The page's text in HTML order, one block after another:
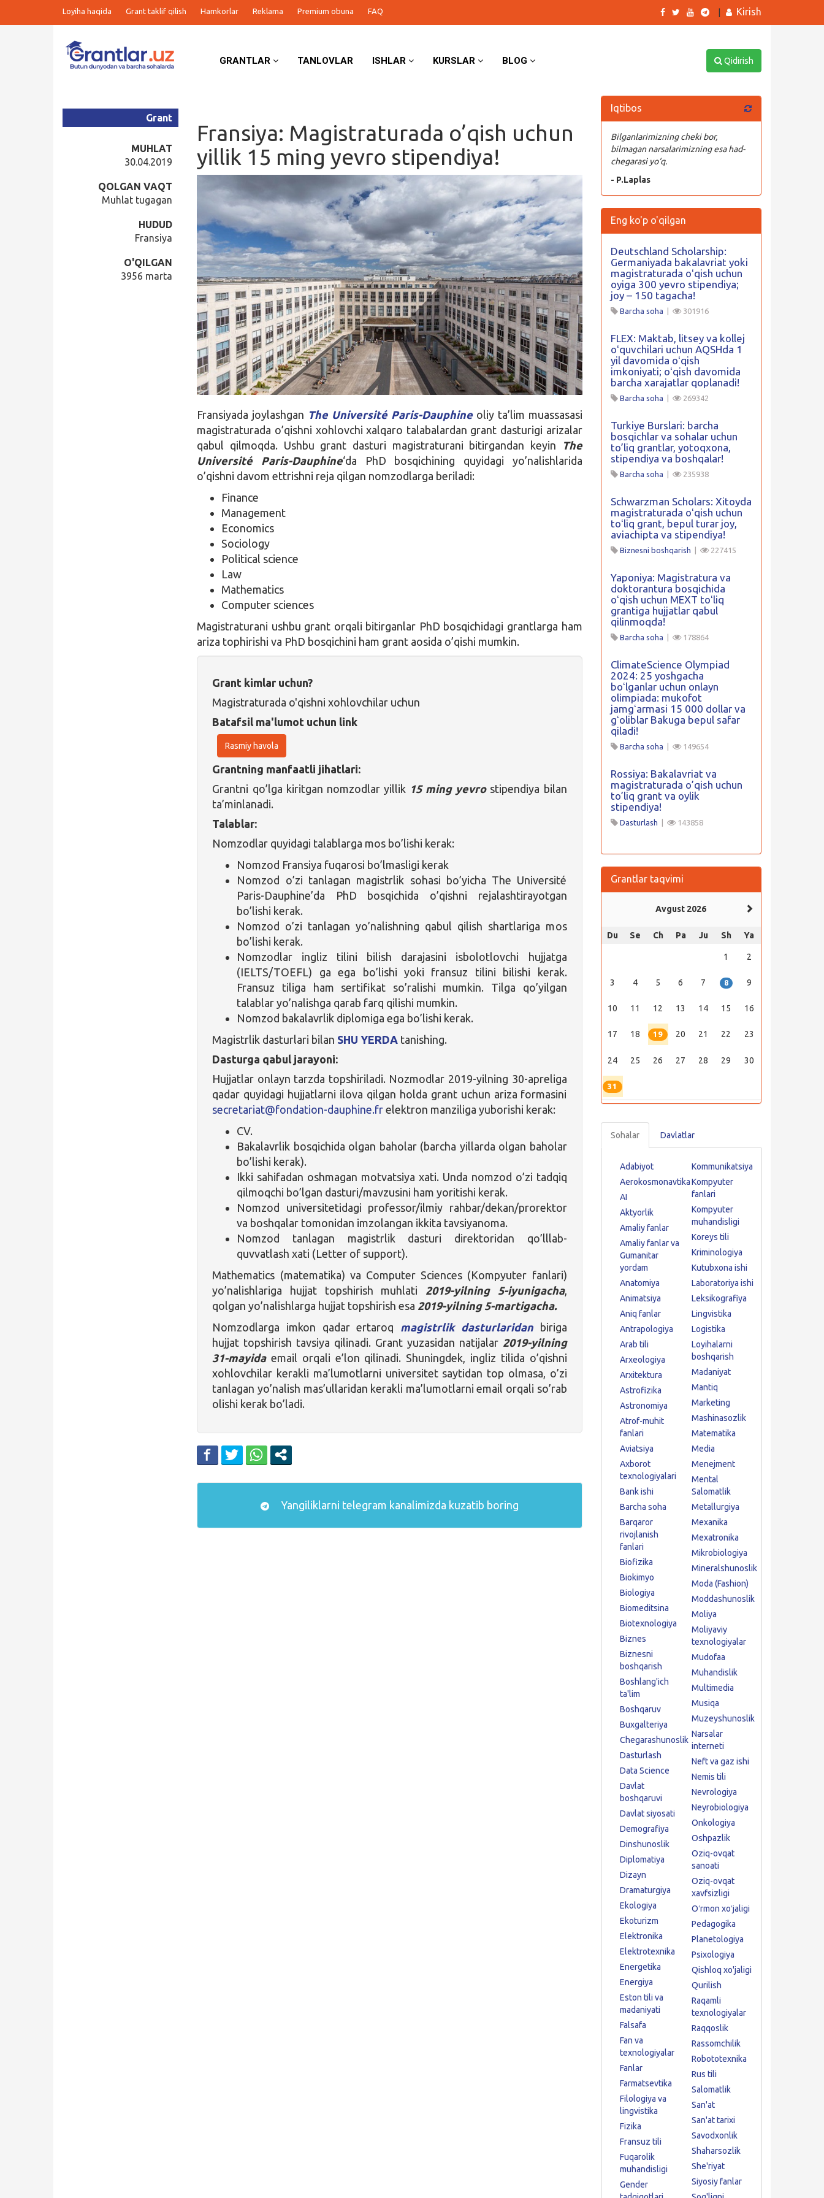
Loyiha haqida Grant taklif qilish Hamkorlar Reklama Premium obuna FAQ Kirish
GRANTLAR TANLOVLAR ISHLAR KURSLAR BLOG Qidirish
Fransiya: Magistraturada o’qish uchun
yillik 15 ming yevro stipendiya!
Grant
MUHLAT
30.04.2019
QOLGAN VAQT
Muhlat tugagan
HUDUD
Fransiya
O'QILGAN
3956 marta
Fransiyada joylashgan The Université Paris-Dauphineoliy ta’lim muassasasi
magistraturada o’qishni xohlovchi xalqaro talabalardan grant dasturigi arizalar
qabul qilmoqda. Ushbu grant dasturi magistraturani bitirgandan keyin
The
Université Paris-Dauphine‘da PhD bosqichining quyidagi yo’nalishlarida
o’qishni davom ettrishni reja qilgan nomzodlarga beriladi:
Finance
Management
Economics
Sociology
Political science
Law
Mathematics
Computer sciences
Magistraturani ushbu grant orqali bitirganlar PhD bosqichidagi grantlarga ham
ariza tophirishi va PhD bosqichini ham grant aosida o’qishi mumkin.
Grant kimlar uchun?
Magistraturada o'qishni xohlovchilar uchun
Batafsil ma'lumot uchun link
Rasmiy havola
Grantning manfaatli jihatlari:
Grantni qo’lga kiritgan nomzodlar yillik 15 ming yevro stipendiya bilan
ta’minlanadi.
Talablar:
Nomzodlar quyidagi talablarga mos bo’lishi kerak:
Nomzod Fransiya fuqarosi bo’lmasligi kerak
Nomzod o’zi tanlagan magistrlik sohasi bo’yicha The Université
Paris-Dauphine’da PhD bosqichida o’qishni rejalashtirayotgan
bo’lishi kerak.
Nomzod o’zi tanlagan yo’nalishning qabul qilish shartlariga mos
bo’lishi kerak.
Nomzodlar ingliz tilini bilish darajasini isbolotlovchi hujjatga
(IELTS/TOEFL) ga ega bo’lishi yoki fransuz tilini bilishi kerak.
Fransuz tiliga ham sertifikat so’ralishi mumkin. Tilga qo’yilgan
talablar yo’nalishga qarab farq qilishi mumkin.
Nomzod bakalavrlik diplomiga ega bo’lishi kerak.
Magistrlik dasturlari bilan SHU YERDA tanishing.
Dasturga qabul jarayoni:
Hujjatlar onlayn tarzda topshiriladi. Nozmodlar 2019-yilning 30-apreliga
qadar quyidagi hujjatlarni ilova qilgan holda grant uchun ariza formasini
secretariat@fondation-dauphine.fr elektron manziliga yuborishi kerak:
CV.
Bakalavrlik bosqichida olgan baholar (barcha yillarda olgan baholar
bo’lishi kerak).
Ikki sahifadan oshmagan motvatsiya xati. Unda nomzod o’zi tadqiq
qilmoqchi bo’lgan dasturi/mavzusini ham yoritishi kerak.
Nomzod universitetidagi professor/ilmiy rahbar/dekan/prorektor
va boshqalar tomonidan imzolangan ikkita tavsiyanoma.
Nomzod tanlagan magistrlik dasturi direktoridan qo’lllab-
quvvatlash xati (Letter of support).
Mathematics (matematika) va Computer Sciences (Kompyuter fanlari)
yo’nalishlariga hujjat topshirish muhlati 2019-yilning 5-iyunigacha,
qolgan yo’nalishlarga hujjat topshirish esa 2019-yilning 5-martigacha.
Nomzodlarga imkon qadar ertaroq magistrlik dasturlaridanbiriga
hujjat topshirish tavsiya qilinadi. Grant yuzasidan natijalar 2019-yilning
31-mayidaemail orqali e’lon qilinadi. Shuningdek, ingliz tilida o’qishni
xohlovchilar kerakli ma’lumotlarni universitet saytidan top olmasa, o’zi
tanlagan yo’nalish mas’ullaridan kerakli ma’lumotlarni email orqali so’rab
olishi kerak bo’ladi.
Yangiliklarni telegram kanalimizda kuzatib boring
Iqtibos
Bilganlarimizning cheki bor,
bilmagan narsalarimizning esa had-
chegarasi yo‘q.
- P.Laplas
Eng ko'p o'qilgan
Deutschland Scholarship:
Germaniyada bakalavriat yoki
magistraturada oʻqish uchun
oyiga 300 yevro stipendiya;
joy – 150 tagacha!
Barcha soha 301916
FLEX: Maktab, litsey va kollej
oʻquvchilari uchun AQSHda 1
yil davomida oʻqish
imkoniyati; oʻqish davomida
barcha xarajatlar qoplanadi!
Barcha soha 269342
Turkiye Burslari: barcha
bosqichlar va sohalar uchun
to’liq grantlar, yotoqxona,
stipendiya va boshqalar!
Barcha soha 235938
Schwarzman Scholars: Xitoyda
magistraturada oʻqish uchun
toʻliq grant, bepul turar joy,
aviachipta va stipendiya!
Biznesni boshqarish 227415
Yaponiya: Magistratura va
doktorantura bosqichida
oʻqish uchun MEXT toʻliq
grantiga hujjatlar qabul
qilinmoqda!
Barcha soha 178864
ClimateScience Olympiad
2024: 25 yoshgacha
boʻlganlar uchun onlayn
olimpiada: mukofot
jamgʻarmasi 15 000 dollar va
gʻoliblar Bakuga bepul safar
qiladi!
Barcha soha 149654
Rossiya: Bakalavriat va
magistraturada o’qish uchun
to’liq grant va oylik
stipendiya!
Dasturlash 143858
Grantlar taqvimi
Avgust 2026
Du Se Ch Pa Ju Sh Ya
1 2
3 4 5 6 7 8 9
10 11 12 13 14 15 16
17 18 19 20 21 22 23
24 25 26 27 28 29 30
31
Sohalar Davlatlar
Adabiyot
Aerokosmonavtika
AI
Aktyorlik
Amaliy fanlar
Amaliy fanlar va
Gumanitar
yordam
Anatomiya
Animatsiya
Aniq fanlar
Antrapologiya
Arab tili
Arxeologiya
Arxitektura
Astrofizika
Astronomiya
Atrof-muhit
fanlari
Aviatsiya
Axborot
texnologiyalari
Bank ishi
Barcha soha
Barqaror
rivojlanish
fanlari
Biofizika
Biokimyo
Biologiya
Biomeditsina
Biotexnologiya
Biznes
Biznesni
boshqarish
Boshlang'ich
ta'lim
Boshqaruv
Buxgalteriya
Chegarashunoslik
Dasturlash
Data Science
Davlat
boshqaruvi
Davlat siyosati
Demografiya
Dinshunoslik
Diplomatiya
Dizayn
Dramaturgiya
Ekologiya
Ekoturizm
Elektronika
Elektrotexnika
Energetika
Energiya
Eston tili va
madaniyati
Falsafa
Fan va
texnologiyalar
Fanlar
Farmatsevtika
Filologiya va
lingvistika
Fizika
Fransuz tili
Fuqarolik
muhandisligi
Gender
Kommunikatsiya
Kompyuter
fanlari
Kompyuter
muhandisligi
Koreys tili
Kriminologiya
Kutubxona ishi
Laboratoriya ishi
Leksikografiya
Lingvistika
Logistika
Loyihalarni
boshqarish
Madaniyat
Mantiq
Marketing
Mashinasozlik
Matematika
Media
Menejment
Mental
Salomatlik
Metallurgiya
Mexanika
Mexatronika
Mikrobiologiya
Mineralshunoslik
Moda (Fashion)
Moddashunoslik
Moliya
Moliyaviy
texnologiyalar
Mudofaa
Muhandislik
Multimedia
Musiqa
Muzeyshunoslik
Narsalar
interneti
Neft va gaz ishi
Nemis tili
Nevrologiya
Neyrobiologiya
Onkologiya
Oshpazlik
Oziq-ovqat
sanoati
Oziq-ovqat
xavfsizligi
Oʻrmon xoʻjaligi
Pedagogika
Planetologiya
Psixologiya
Qishloq xo'jaligi
Qurilish
Raqamli
texnologiyalar
Raqqoslik
Rassomchilik
Robototexnika
Rus tili
Salomatlik
San'at
San'at tarixi
Savodxonlik
Shaharsozlik
She'riyat
Siyosiy fanlar